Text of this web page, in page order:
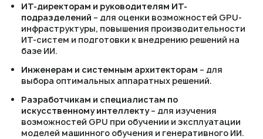
ИТ-директорам и руководителям ИТ-
подразделений – для оценки возможностей GPU-
инфраструктуры, повышения производительности
ИТ-систем и подготовки к внедрению решений на
базе ИИ.
Инженерам и системным архитекторам – для
выбора оптимальных аппаратных решений.
Разработчикам и специалистам по
искусственному интеллекту – для изучения
возможностей GPU при обучении и эксплуатации
моделей машинного обучения и генеративного ИИ.